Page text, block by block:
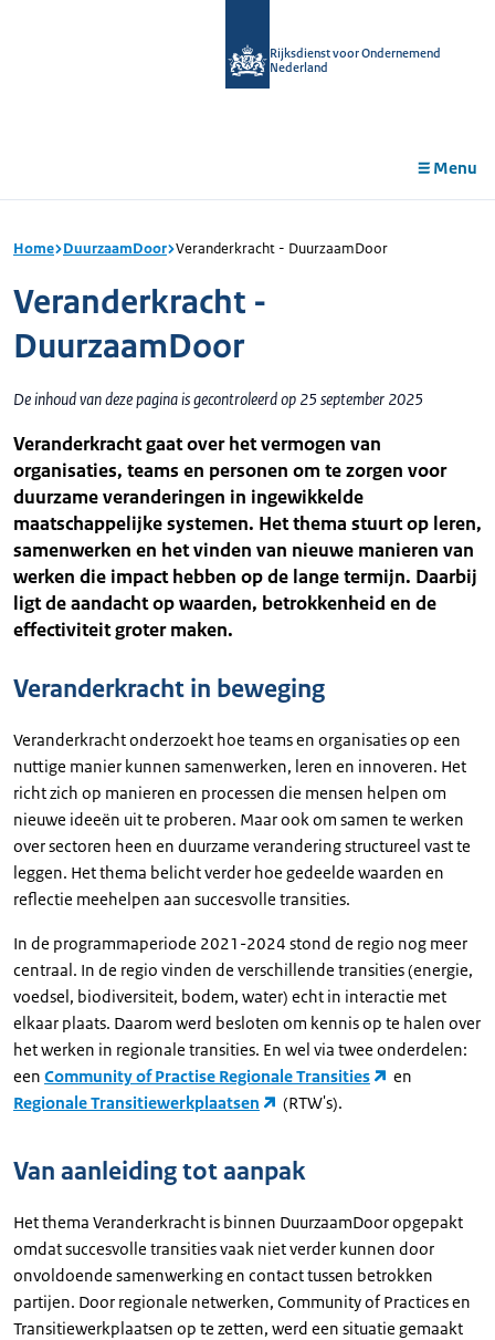
Rijksdienst voor Ondernemend
Nederland
Menu
Home DuurzaamDoor Veranderkracht - DuurzaamDoor
Veranderkracht -
DuurzaamDoor
De inhoud van deze pagina is gecontroleerd op 25 september 2025
Veranderkracht gaat over het vermogen van
organisaties, teams en personen om te zorgen voor
duurzame veranderingen in ingewikkelde
maatschappelijke systemen. Het thema stuurt op leren,
samenwerken en het vinden van nieuwe manieren van
werken die impact hebben op de lange termijn. Daarbij
ligt de aandacht op waarden, betrokkenheid en de
effectiviteit groter maken.
Veranderkracht in beweging
Veranderkracht onderzoekt hoe teams en organisaties op een
nuttige manier kunnen samenwerken, leren en innoveren. Het
richt zich op manieren en processen die mensen helpen om
nieuwe ideeën uit te proberen. Maar ook om samen te werken
over sectoren heen en duurzame verandering structureel vast te
leggen. Het thema belicht verder hoe gedeelde waarden en
reflectie meehelpen aan succesvolle transities.
In de programmaperiode 2021-2024 stond de regio nog meer
centraal. In de regio vinden de verschillende transities (energie,
voedsel, biodiversiteit, bodem, water) echt in interactie met
elkaar plaats. Daarom werd besloten om kennis op te halen over
het werken in regionale transities. En wel via twee onderdelen:
een Community of Practise Regionale Transities
en
Regionale Transitiewerkplaatsen
(RTW's).
Van aanleiding tot aanpak
Het thema Veranderkracht is binnen DuurzaamDoor opgepakt
omdat succesvolle transities vaak niet verder kunnen door
onvoldoende samenwerking en contact tussen betrokken
partijen. Door regionale netwerken, Community of Practices en
Transitiewerkplaatsen op te zetten, werd een situatie gemaakt